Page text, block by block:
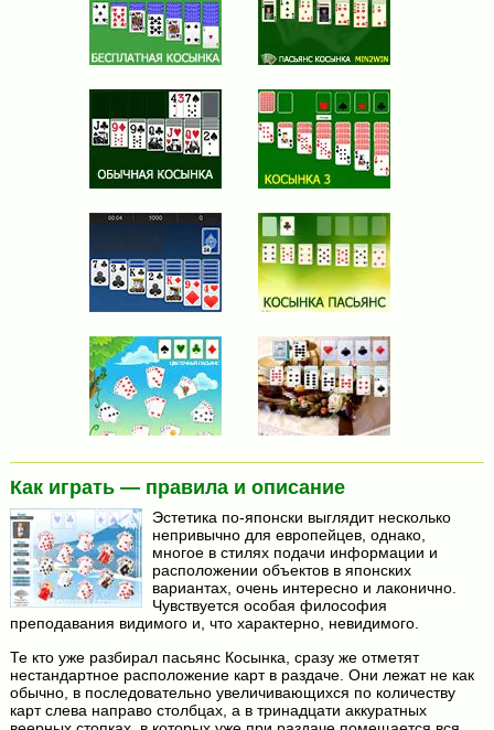
Как играть — правила и описание
Эстетика по-японски выглядит несколько
непривычно для европейцев, однако,
многое в стилях подачи информации и
расположении объектов в японских
вариантах, очень интересно и лаконично.
Чувствуется особая философия
преподавания видимого и, что характерно, невидимого.
Те кто уже разбирал пасьянс Косынка, сразу же отметят
нестандартное расположение карт в раздаче. Они лежат не как
обычно, в последовательно увеличивающихся по количеству
карт слева направо столбцах, а в тринадцати аккуратных